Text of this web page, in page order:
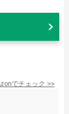
でチェック >>